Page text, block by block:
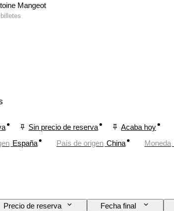
Mangeot
Sin precio de reserva Acaba hoy
España País de origen China Moneda
Precio de reserva Fecha final